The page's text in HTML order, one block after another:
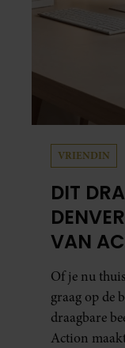
VRIENDIN
DIT
VAN
Of je nu
graag op de
draagbare
Action